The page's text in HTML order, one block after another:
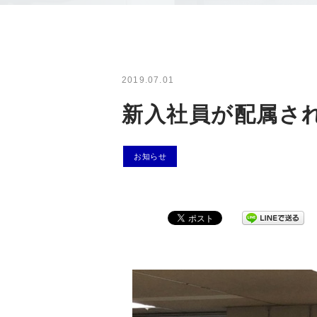
2019.07.01
新入社員が配属さ
お知らせ